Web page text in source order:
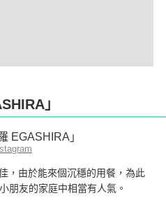
」
，由於能來個沉穩的用餐，為此
朋友的家庭中相當有人氣。